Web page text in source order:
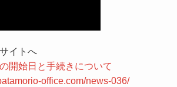
イトへ
開始日と手続きについて
office.com/news-036/